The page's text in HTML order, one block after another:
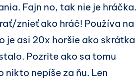
Fajn no, tak nie je hráčka.
znieť ako hráč! Používa na
je asi 20x horšie ako skrátka
Pozrite ako sa tomu
nikto nepíše za ňu. Len